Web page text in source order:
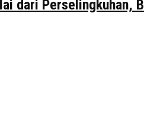
dari Perselingkuhan,